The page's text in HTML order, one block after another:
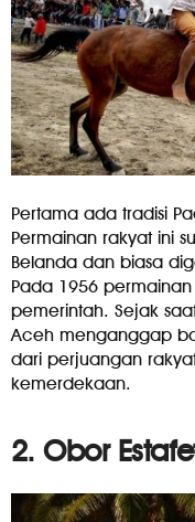
Pertama ada tradisi
Permainan rakyat ini
Belanda dan biasa
Pada 1956
pemerintah. Sejak
Aceh menganggap
dari perjuangan
kemerdekaan.
2. Obor